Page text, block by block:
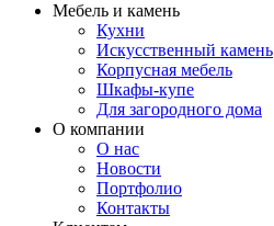
Мебель и камень
Кухни
Искусственный камень
Корпусная мебель
Шкафы-купе
Для загородного дома
О компании
О нас
Новости
Портфолио
Контакты